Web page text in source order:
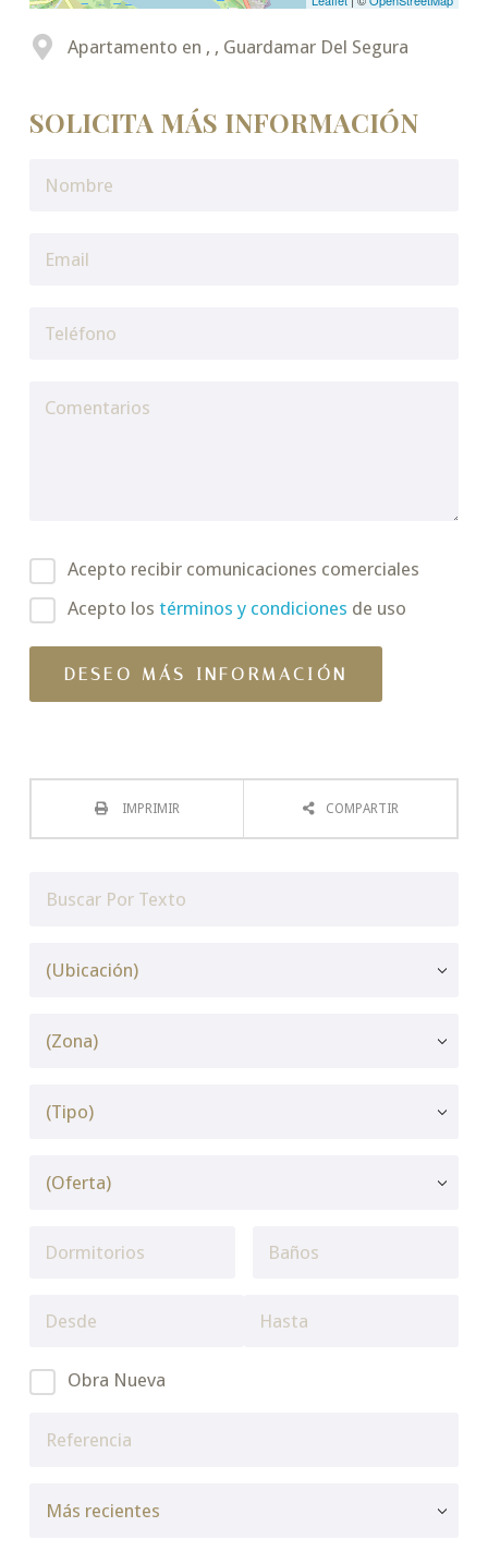
Apartamento en , , Guardamar Del Segura
SOLICITA MÁS INFORMACIÓN
Acepto recibir comunicaciones comerciales
Acepto los términos y condiciones de uso
IMPRIMIR COMPARTIR
Obra Nueva